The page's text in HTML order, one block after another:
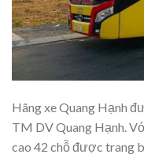
Hãng xe Quang Hạnh
TM DV Quang Hạnh.
cao 42 chỗ được trang